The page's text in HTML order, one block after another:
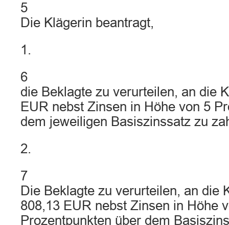
5
Die Klägerin beantragt,
1.
6
die Beklagte zu verurteilen, an die
EUR nebst Zinsen in Höhe von 5
dem jeweiligen Basiszinssatz zu
2.
7
Die Beklagte zu verurteilen, an die
808,13 EUR nebst Zinsen in Höhe
Prozentpunkten über dem